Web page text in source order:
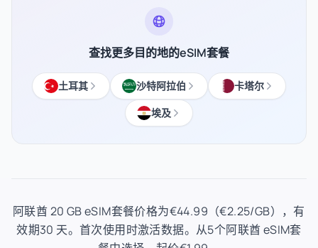
查找更多目的地的eSIM套餐
土耳其 沙特阿拉伯
卡塔尔
埃及
阿联酋 20 GB eSIM套餐价格为€44.99（€2.25/GB），有
效期30 天。首次使用时激活数据。从5个阿联酋 eSIM套